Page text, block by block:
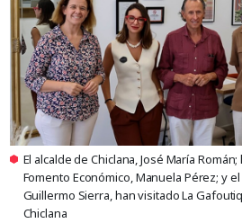
El alcalde de Chiclana, José María
Fomento Económico, Manuela Pérez; y
Guillermo Sierra, han visitado La
Chiclana